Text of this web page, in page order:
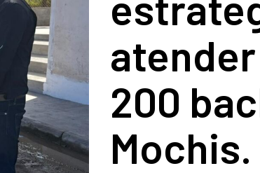
200
Mochis.